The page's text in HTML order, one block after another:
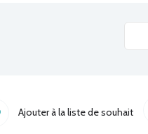
Ajouter à la liste de souhait